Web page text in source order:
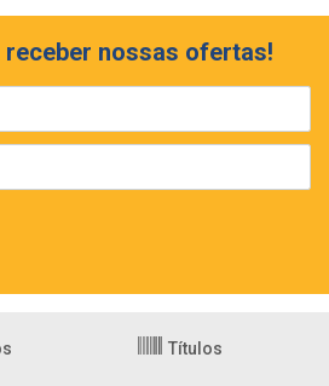
nossas ofertas!
Títulos